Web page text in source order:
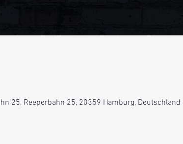
25, Reeperbahn 25, 20359 Hamburg, Deutschland